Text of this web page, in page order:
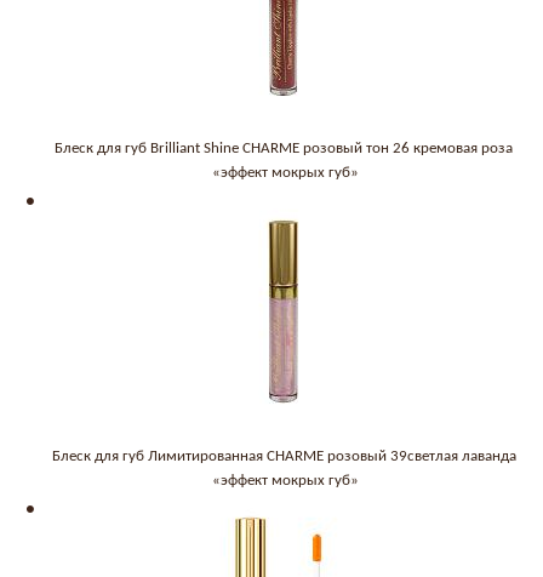
Блеск для губ Brilliant Shine CHARME розовый тон 26 кремовая роза
«эффект мокрых губ»
Блеск для губ Лимитированная CHARME розовый 39светлая лаванда
«эффект мокрых губ»